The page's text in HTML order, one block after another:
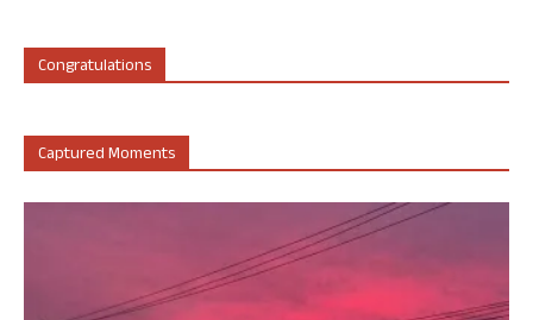
Congratulations
Captured Moments